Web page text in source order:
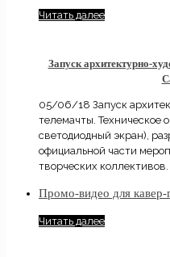
Читать далее
Запуск архитектурно-
05/06/18 Запуск
телемачты. Техническое
светодиодный экран),
официальной части
творческих
Промо-видео для
Читать далее